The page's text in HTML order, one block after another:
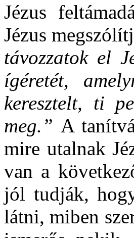
Jézus
Jézus
távozzatok el
ígéretét,
keresztelt, ti
meg.” A
mire utalnak
van a
jól tudják,
látni, miben